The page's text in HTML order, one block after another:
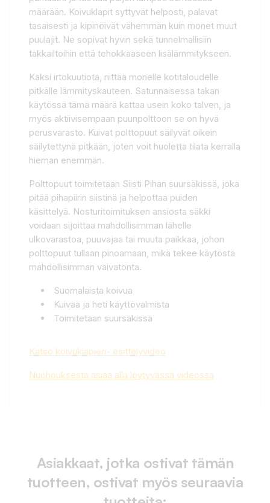
määrään. Koivuklapit syttyvät helposti, palavat
tasaisesti ja kipinöivät vähemmän kuin monet muut
puulajit. Ne sopivat hyvin sekä tunnelmallisiin
takkailtoihin että tehokkaaseen lisälämmitykseen.
Kaksi irtokuutiota, riittää monelle kotitaloudelle
pitkälle lämmityskauteen. Satunnaisessa takan
käytössä tämä määrä kattaa usein koko talven, ja
myös aktiivisempaan puunpolttoon se on hyvä
perusvarasto. Kuivat polttopuut säilyvät oikein
säilytettynä pitkään, joten voit huoletta tilata kerralla
hieman enemmän.
Polttopuut toimitetaan Siisti Pihan suursäkissä, joka
pitää pihapiirin siistinä ja helpottaa puiden
käsittelyä. Nosturitoimituksen ansiosta säkki
voidaan sijoittaa mahdollisimman lähelle
ulkovarastoa, puuvajaa tai muuta paikkaa, johon
polttopuut tullaan pinoamaan, mikä tekee käytöstä
mahdollisimman vaivatonta.
Suomalaista koivua
Kuivaa ja heti käyttövalmista
Toimitetaan suursäkissä
Katso koivuklapien- esittelyvideo
Nuohouksesta asiaa alla löytyvässä videossa
Asiakkaat, jotka ostivat tämän
tuotteen, ostivat myös seuraavia